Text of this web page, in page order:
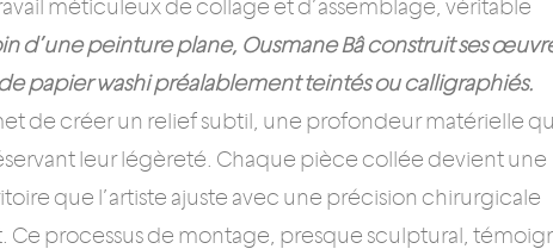
méticuleux de collage et d’assemblage, véritable
d’une peinture plane, Ousmane Bâ construit ses
papier washi préalablement teintés ou calligraphiés.
de créer un relief subtil, une profondeur matérielle
leur légèreté. Chaque pièce collée devient une
que l’artiste ajuste avec une précision chirurgicale
processus de montage, presque sculptural,